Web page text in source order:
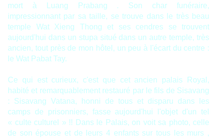
mort à Luang Prabang . Son char funéraire,
impressionnant par sa taille, se trouve dans le très beau
temple Wat Xieng Thong et ses cendres se trouvent
aujourd'hui dans un stupa situé dans un autre temple, très
ancien, tout près de mon hôtel, un peu à l'écart du centre :
le Wat Pabat Tay.
Ce qui est curieux, c'est que cet ancien palais Royal,
habité et remarquablement restauré par le fils de Sisavang
: Sisavang Vatana, honni de tous et disparu dans les
camps de prisonniers, fasse aujourd'hui l'objet d'un tel
« culte culturel » !! Dans le Palais, on voit sa photo, celle
de son épouse et de leurs 4 enfants sur tous les murs ,